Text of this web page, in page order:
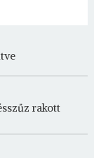
rakott